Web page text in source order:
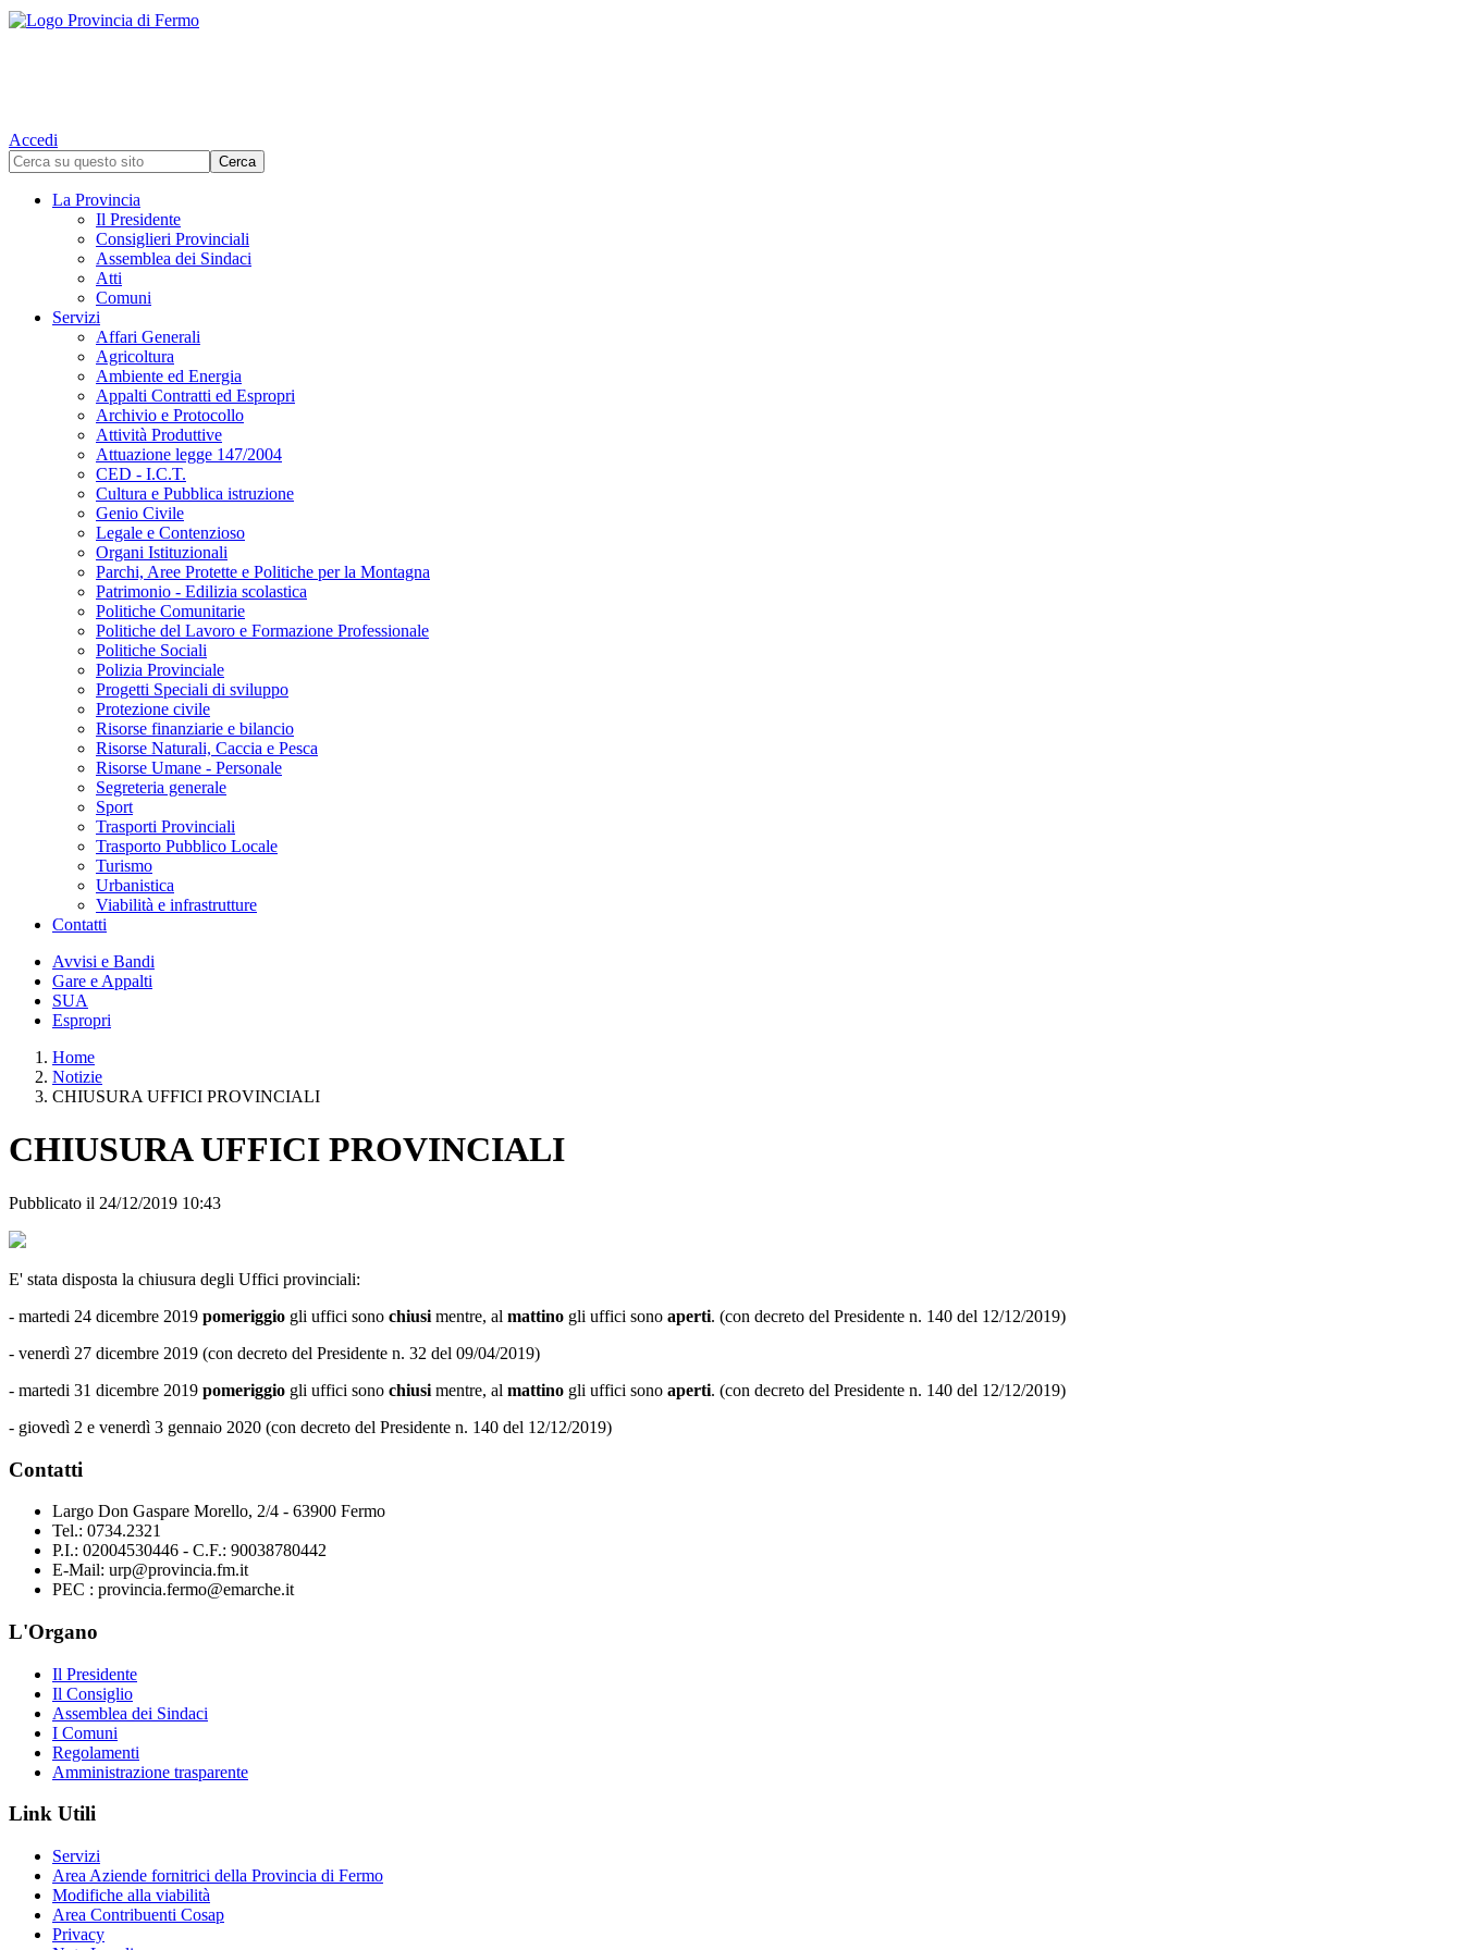
Accedi
La Provincia
Il Presidente
Consiglieri Provinciali
Assemblea dei Sindaci
Atti
Comuni
Servizi
Affari Generali
Agricoltura
Ambiente ed Energia
Appalti Contratti ed Espropri
Archivio e Protocollo
Attività Produttive
Attuazione legge 147/2004
CED - I.C.T.
Cultura e Pubblica istruzione
Genio Civile
Legale e Contenzioso
Organi Istituzionali
Parchi, Aree Protette e Politiche per la Montagna
Patrimonio - Edilizia scolastica
Politiche Comunitarie
Politiche del Lavoro e Formazione Professionale
Politiche Sociali
Polizia Provinciale
Progetti Speciali di sviluppo
Protezione civile
Risorse finanziarie e bilancio
Risorse Naturali, Caccia e Pesca
Risorse Umane - Personale
Segreteria generale
Sport
Trasporti Provinciali
Trasporto Pubblico Locale
Turismo
Urbanistica
Viabilità e infrastrutture
Contatti
Avvisi e Bandi
Gare e Appalti
SUA
Espropri
Home
Notizie
CHIUSURA UFFICI PROVINCIALI
CHIUSURA UFFICI PROVINCIALI
Pubblicato il 24/12/2019 10:43
E' stata disposta la chiusura degli Uffici provinciali:
- martedi 24 dicembre 2019 pomeriggio gli uffici sono chiusi mentre, al mattino gli uffici sono aperti. (con decreto del Presidente n. 140 del 12/12/2019)
- venerdì 27 dicembre 2019 (con decreto del Presidente n. 32 del 09/04/2019)
- martedi 31 dicembre 2019 pomeriggio gli uffici sono chiusi mentre, al mattino gli uffici sono aperti. (con decreto del Presidente n. 140 del 12/12/2019)
- giovedì 2 e venerdì 3 gennaio 2020 (con decreto del Presidente n. 140 del 12/12/2019)
Contatti
Largo Don Gaspare Morello, 2/4 - 63900 Fermo
Tel.: 0734.2321
P.I.: 02004530446 - C.F.: 90038780442
E-Mail: urp@provincia.fm.it
PEC : provincia.fermo@emarche.it
L'Organo
Il Presidente
Il Consiglio
Assemblea dei Sindaci
I Comuni
Regolamenti
Amministrazione trasparente
Link Utili
Servizi
Area Aziende fornitrici della Provincia di Fermo
Modifiche alla viabilità
Area Contribuenti Cosap
Privacy